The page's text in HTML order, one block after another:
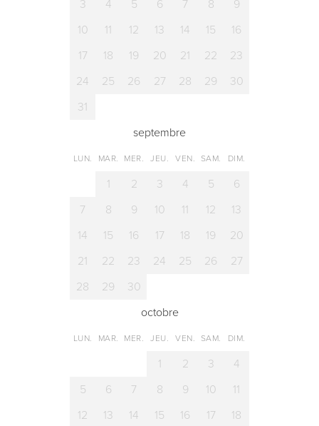
3 4 5 6 7 8
9
10
11 12 13 14 15
16
17
18 19 20 21 22
23
24
25 26 27 28 29
30
31
septembre
LUN. MAR. MER. JEU. VEN. SAM. DIM.
1 2 3 4 5
6
7
8 9 10 11 12
13
14
15 16 17 18 19
20
21
22 23 24 25 26
27
28
29
30
octobre
LUN. MAR. MER. JEU. VEN. SAM. DIM.
1 2 3
4
5
6 7 8 9 10
11
12
13 14 15 16 17
18